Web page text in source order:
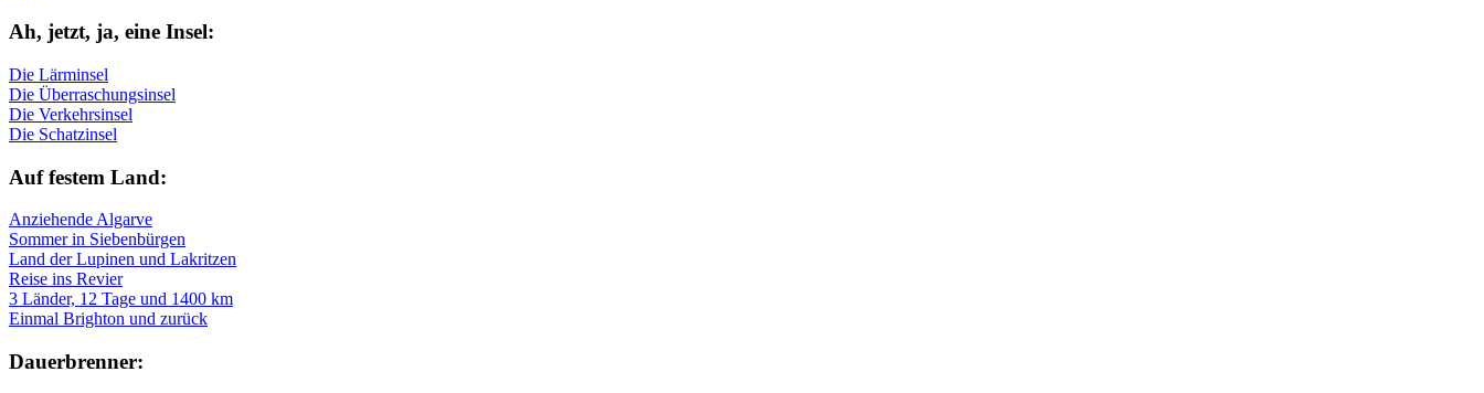
Ah, jetzt, ja, ei­ne In­sel:
Die Lärminsel
Die Überraschungsinsel
Die Verkehrsinsel
Die Schatzinsel
Auf fe­stem Land:
Anziehende Algarve
Sommer in Siebenbürgen
Land der Lupinen und Lakritzen
Reise ins Revier
3 Länder, 12 Tage und 1400 km
Einmal Brighton und zurück
Dau­er­bren­ner: